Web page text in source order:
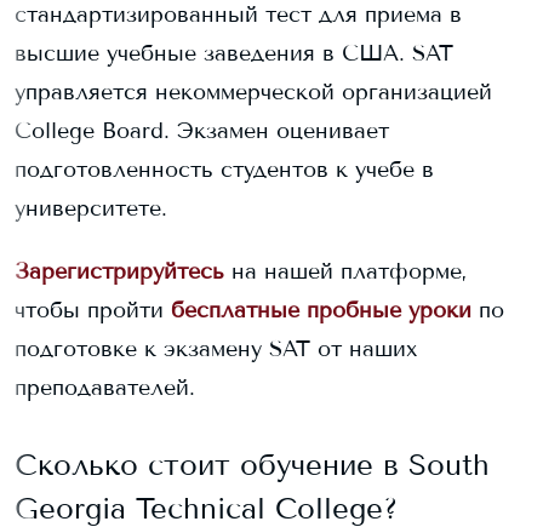
стандартизированный тест для приема в
высшие учебные заведения в США. SAT
управляется некоммерческой организацией
College Board. Экзамен оценивает
подготовленность студентов к учебе в
университете.
Зарегистрируйтесь на нашей платформе,
чтобы пройти бесплатные пробные уроки по
подготовке к экзамену SAT от наших
преподавателей.
Сколько стоит обучение в South
Georgia Technical College?